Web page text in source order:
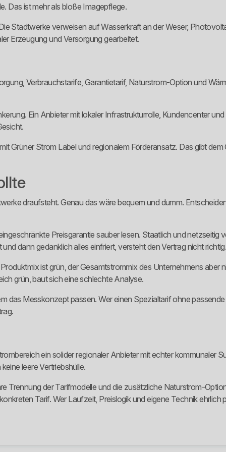
Das ist mehr als bloße Imagepflege.
Stadtwerke verweisen auf Wasserkraft an der Weser,
Erzeugung und Versorgung gearbeitet.
Verbrauchstarife, Garantietarif, Naturstrom-Option und
Ein Anbieter mit lokaler Infrastrukturrolle, Kundencenter
Grüner Strom Label und regionalem Förderansatz. Das gibt
draufsteht. Genau das wäre bequem und dumm.
Preisgarantie sauber lesen. Staatlich und netzseitig
dann gedanklich alles einfriert, versteht den Vertrag nicht
ist grün, der Gesamtstrommix des Unternehmens aber
grün, baut sich eine schlechte Analyse.
das Messkonzept passen. Wer einen Spezialtarif ohne
ein solider regionaler Anbieter mit echter kommunaler
leere Vertriebshülle.
Trennung der Tarifmodelle und die zusätzliche Naturstrom-
Tarif. Wer Laufzeit, Preislogik und eigene Technik